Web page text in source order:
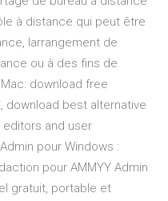
à distance qui peut être
larrangement de
ou à des fins de
download free
download best alternative
and user
pour Windows :
pour AMMYY Admin
gratuit, portable et